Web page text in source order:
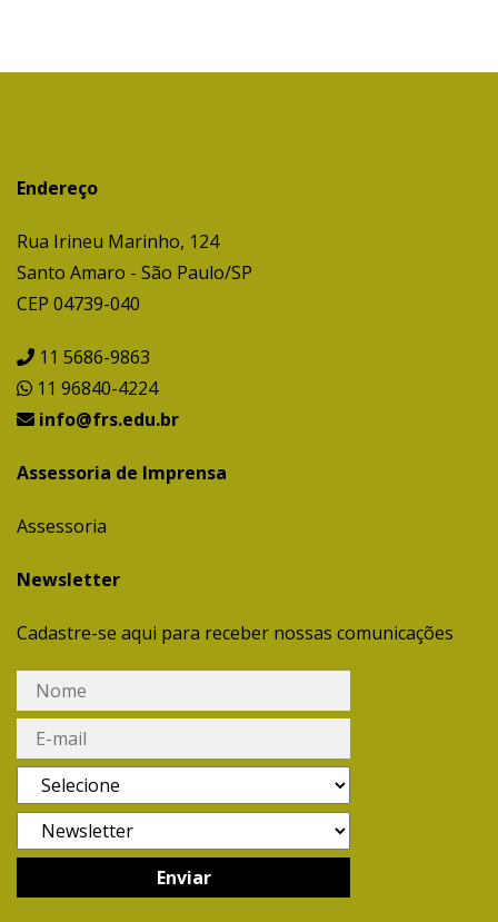
Endereço
Rua Irineu Marinho, 124
Santo Amaro - São Paulo/SP
CEP 04739-040
11 5686-9863
11 96840-4224
info@frs.edu.br
Assessoria de Imprensa
Assessoria
Newsletter
Cadastre-se aqui para receber nossas comunicações